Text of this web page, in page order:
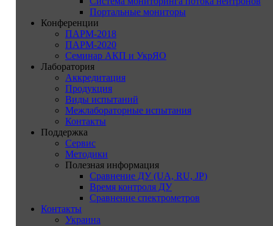
Портальные мониторы
Конференции
ПАРМ-2018
ПАРМ-2020
Семинар АКП и УкрЯО
Лаборатория
Аккредитация
Продукция
Виды испытаний
Межлабораторные испытания
Контакты
Поддержка
Сервис
Методики
Полезная информация
Сравнение ДУ (UA, RU, JP)
Время контроля ДУ
Сравнение спектрометров
Контакты
Украина